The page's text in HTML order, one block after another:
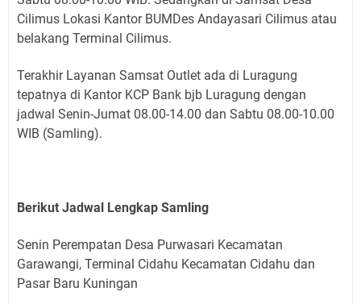
Cilimus Lokasi Kantor BUMDes Andayasari Cilimus atau
belakang Terminal Cilimus.
Terakhir Layanan Samsat Outlet ada di Luragung
tepatnya di Kantor KCP Bank bjb Luragung dengan
jadwal Senin-Jumat 08.00-14.00 dan Sabtu 08.00-10.00
WIB (Samling).
Berikut Jadwal Lengkap Samling
Senin Perempatan Desa Purwasari Kecamatan
Garawangi, Terminal Cidahu Kecamatan Cidahu dan
Pasar Baru Kuningan